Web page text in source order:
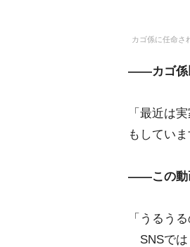
カゴ係に任命さ
――カゴ係
「最近は
もしてい
――この動
「うるう
SNSでは